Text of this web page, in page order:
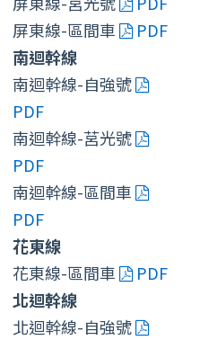
屏東線-區間車
PDF
南迴幹線
南迴幹線-自強號
PDF
南迴幹線-莒光號
PDF
南迴幹線-區間車
PDF
花東線
花東線-區間車
PDF
北迴幹線
北迴幹線-自強號